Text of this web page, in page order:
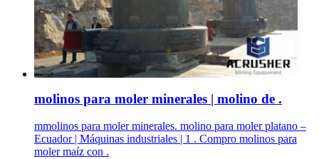
molinos para moler minerales | molino de .
mmolinos para moler minerales. molino para moler platano –
Ecuador | Máquinas industriales | 1 . Compro molinos para
moler maíz con .